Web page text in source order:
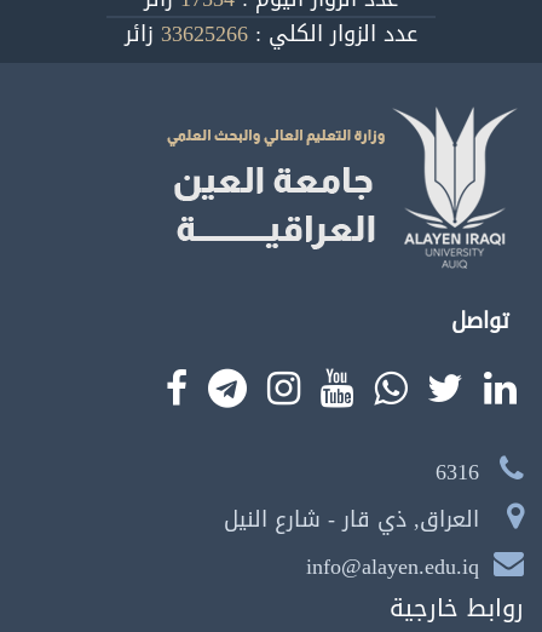
عدد الزوار الكلي : 33625266 زائر
تواصل
6316
العراق, ذي قار - شارع النيل
info@alayen.edu.iq
روابط خارجية